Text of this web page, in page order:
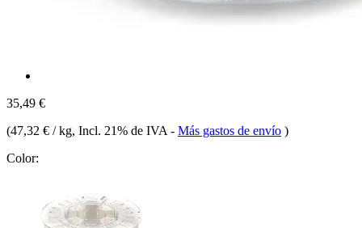
35,49 €
(47,32 € / kg, Incl. 21% de IVA - Más gastos de envío )
Color: